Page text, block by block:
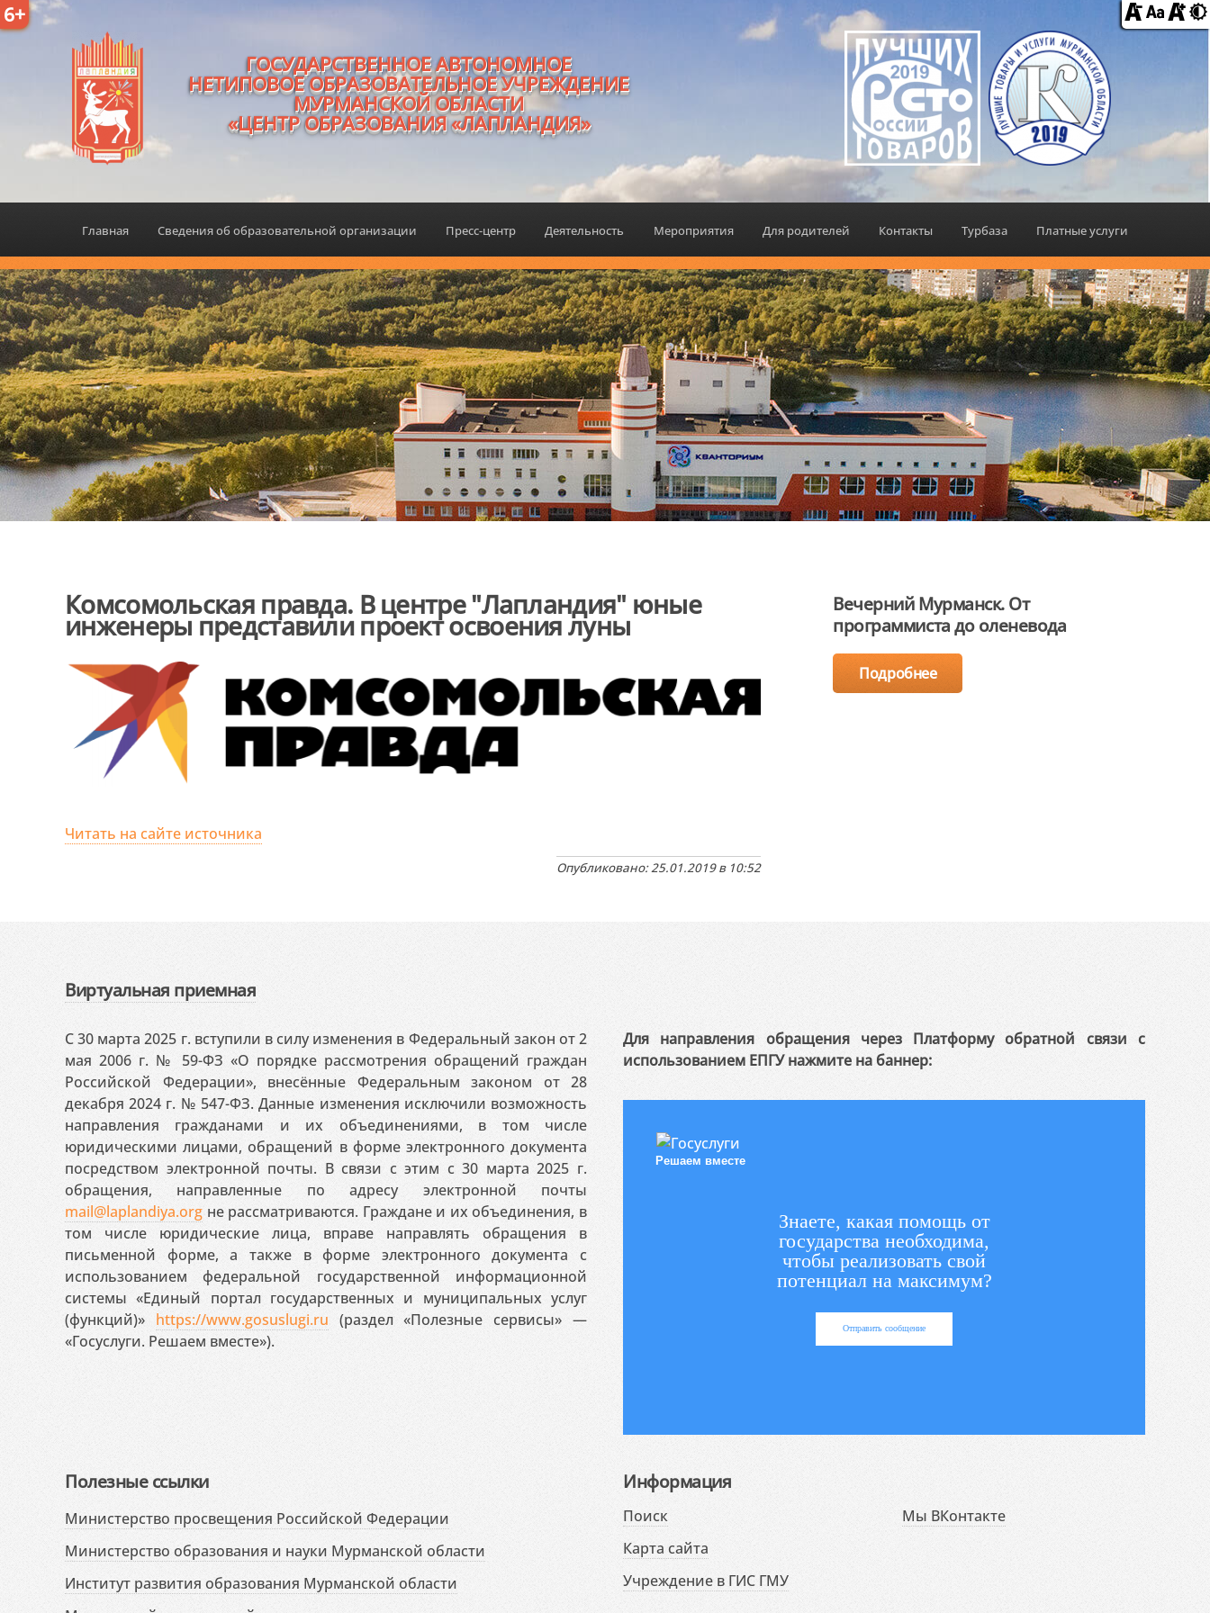
6+
ГОСУДАРСТВЕННОЕ АВТОНОМНОЕ
НЕТИПОВОЕ ОБРАЗОВАТЕЛЬНОЕ УЧРЕЖДЕНИЕ
МУРМАНСКОЙ ОБЛАСТИ
«ЦЕНТР ОБРАЗОВАНИЯ «ЛАПЛАНДИЯ»
Главная Сведения об образовательной организации Пресс-центр Деятельность Мероприятия Для родителей Контакты Турбаза Платные услуги
Комсомольская правда. В центре "Лапландия" юные
инженеры представили проект освоения луны
Читать на сайте источника
Опубликовано: 25.01.2019 в 10:52
Вечерний Мурманск. От
программиста до оленевода
Подробнее
Виртуальная приемная
С 30 марта 2025 г. вступили в силу изменения в Федеральный закон от 2
мая 2006 г. № 59-ФЗ «О порядке рассмотрения обращений граждан
Российской Федерации», внесённые Федеральным законом от 28
декабря 2024 г. № 547-ФЗ. Данные изменения исключили возможность
направления гражданами и их объединениями, в том числе
юридическими лицами, обращений в форме электронного документа
посредством электронной почты. В связи с этим с 30 марта 2025 г.
обращения, направленные по адресу электронной почты
mail@laplandiya.org не рассматриваются. Граждане и их объединения, в
том числе юридические лица, вправе направлять обращения в
письменной форме, а также в форме электронного документа с
использованием федеральной государственной информационной
системы «Единый портал государственных и муниципальных услуг
(функций)» https://www.gosuslugi.ru (раздел «Полезные сервисы» —
«Госуслуги. Решаем вместе»).
Для направления обращения через Платформу обратной связи с
использованием ЕПГУ нажмите на баннер:
Решаем вместе
Знаете, какая помощь от
государства необходима,
чтобы реализовать свой
потенциал на максимум?
Отправить сообщение
Полезные ссылки
Министерство просвещения Российской Федерации
Министерство образования и науки Мурманской области
Институт развития образования Мурманской области
Информация
Поиск
Карта сайта
Учреждение в ГИС ГМУ
Мы ВКонтакте